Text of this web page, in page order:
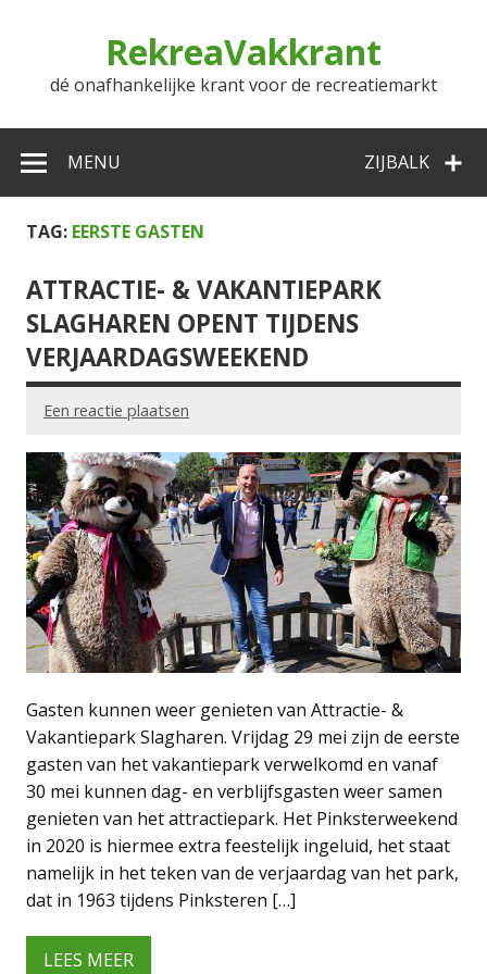
RekreaVakkrant
dé onafhankelijke krant voor de recreatiemarkt
ZIJBALK
MENU
TAG: EERSTE GASTEN
ATTRACTIE- & VAKANTIEPARK
SLAGHAREN OPENT TIJDENS
VERJAARDAGSWEEKEND
Een reactie plaatsen
Gasten kunnen weer genieten van Attractie- &
Vakantiepark Slagharen. Vrijdag 29 mei zijn de eerste
gasten van het vakantiepark verwelkomd en vanaf
30 mei kunnen dag- en verblijfsgasten weer samen
genieten van het attractiepark. Het Pinksterweekend
in 2020 is hiermee extra feestelijk ingeluid, het staat
namelijk in het teken van de verjaardag van het park,
dat in 1963 tijdens Pinksteren […]
LEES MEER